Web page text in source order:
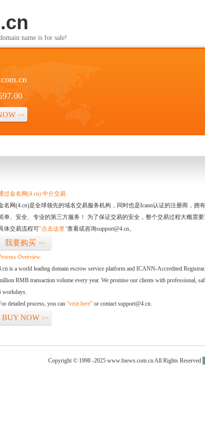
name is for sale!
>>
过金名网(4.cn) 中介交易
名网(4.cn)是全球领先的域名交易服务机构，同时也是Icann认证的注册商，
单、安全、专业的第三方服务！ 为了保证交易的安全，整个交易过程大概需要
体交易流程可“点击这里”查看或咨询support@4.cn。
我要购买 >>
Overview:
is a world leading domain escrow service platform and ICANN-Accredited
RMB transaction volume every year. We promise our clients with professional,
workdays.
detailed process, you can “visit here” or contact support@4.cn.
BUY NOW >>
Copyright © 1998 -2025 www.fnews.com.cn All Rights Reserved